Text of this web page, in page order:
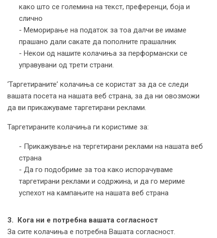
како што се големина на текст, преференци, боја и
слично
- Меморирање на податок за тоа далчи ве имаме
прашано дали сакате да пополните прашалник
- Некои од нашите колачиња за перформански се
управувани од трети страни.
‘Таргетираните’ колачиња се користат за да се следи
вашата посета на нашата веб страна, за да ни овозможи
да ви прикажуваме таргетирани реклами.
Таргетираните колачиња ги користиме за:
- Прикажување на тергетирани реклами на нашата веб
страна
- Да го подобриме за тоа како испорачуваме
таргетирани реклами и содржина, и да го мериме
успехот на кампањите на нашата веб страна
3. Кога ни е потребна вашата согласност
За сите колачиња е потребна Вашата согласност.